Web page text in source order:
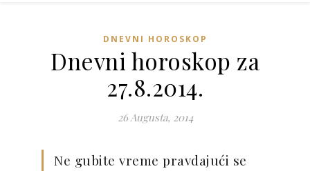
DNEVNI HOROSKOP
Dnevni horoskop za
27.8.2014.
26 Augusta, 2014
Ne gubite vreme pravdajući se